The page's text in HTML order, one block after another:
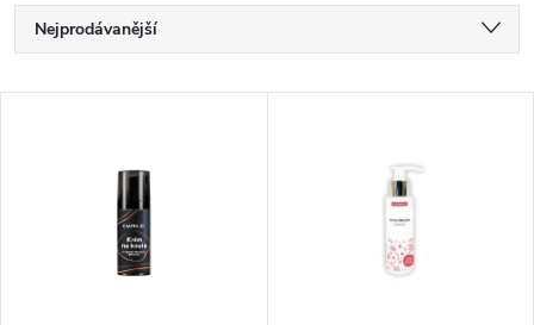
Ř
a
Nejprodávanější